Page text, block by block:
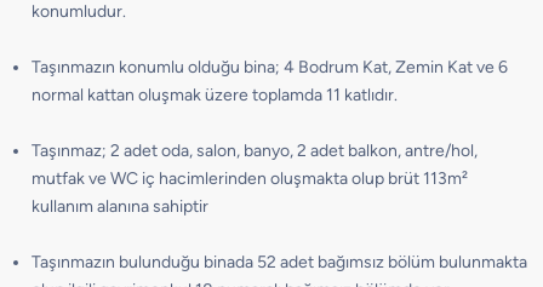
konumludur.
Taşınmazın konumlu olduğu bina; 4 Bodrum Kat, Zemin Kat ve 6
normal kattan oluşmak üzere toplamda 11 katlıdır.
Taşınmaz; 2 adet oda, salon, banyo, 2 adet balkon, antre/hol,
mutfak ve WC iç hacimlerinden oluşmakta olup brüt 113m²
kullanım alanına sahiptir
Taşınmazın bulunduğu binada 52 adet bağımsız bölüm bulunmakta